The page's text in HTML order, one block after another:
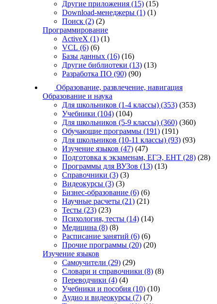
Другие приложения (15) (15)
Download-менеджеры (1) (1)
Поиск (2) (2)
Программирование
ActiveX (1) (1)
VCL (6) (6)
Базы данных (16) (16)
Другие библиотеки (13) (13)
Разработка ПО (90) (90)
Образование, развлечение, навигация
Образование и наука
Для школьников (1-4 классы) (353) (353)
Учебники (104) (104)
Для школьников (5-9 классы) (360) (360)
Обучающие программы (191) (191)
Для школьников (10-11 классы) (93) (93)
Изучение языков (47) (47)
Подготовка к экзаменам, ЕГЭ, ЕНТ (28) (28)
Программы для ВУЗов (13) (13)
Справочники (3) (3)
Видеокурсы (3) (3)
Бизнес-образование (6) (6)
Научные расчеты (21) (21)
Тесты (23) (23)
Психология, тесты (14) (14)
Медицина (8) (8)
Расписание занятий (6) (6)
Прочие программы (20) (20)
Изучение языков
Самоучители (29) (29)
Словари и справочники (8) (8)
Переводчики (4) (4)
Учебники и пособия (10) (10)
Аудио и видеокурсы (7) (7)